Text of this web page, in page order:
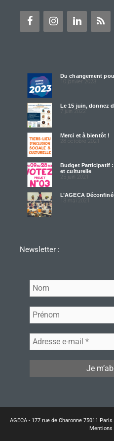
Du changement
10 janvier 2023
Le 15 juin, donnez
7 juin 2022
Merci et à bientôt !
28 octobre 2021
Budget Participatif
et culturelle
25 juin 2021
L’AGECA
13 mai 2021
Newsletter :
AGECA - 177 rue de Charonne 75011
Mentions